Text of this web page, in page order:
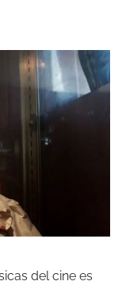
del cine es